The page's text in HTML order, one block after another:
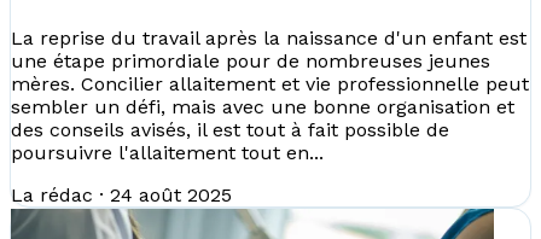
La reprise du travail après la naissance d'un enfant est
une étape primordiale pour de nombreuses jeunes
mères. Concilier allaitement et vie professionnelle peut
sembler un défi, mais avec une bonne organisation et
des conseils avisés, il est tout à fait possible de
poursuivre l'allaitement tout en...
La rédac · 24 août 2025